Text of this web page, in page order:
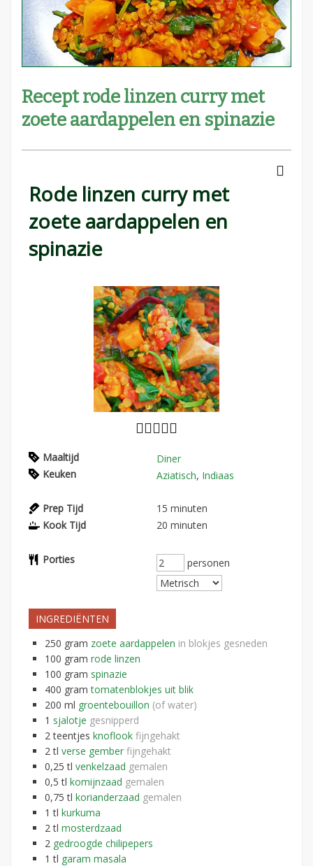
Recept rode linzen curry met
zoete aardappelen en spinazie
Rode linzen curry met
zoete aardappelen en
spinazie
Maaltijd
Diner
Keuken
Aziatisch, Indiaas
Prep Tijd 15 minuten
Kook Tijd
20 minuten
Porties personen
INGREDIËNTEN
250 gram zoete aardappelen in blokjes gesneden
100 gram rode linzen
100 gram spinazie
400 gram tomatenblokjes uit blik
200 ml groentebouillon (of water)
1 sjalotje gesnipperd
2 teentjes knoflook fijngehakt
2 tl verse gember fijngehakt
0,25 tl venkelzaad gemalen
0,5 tl komijnzaad gemalen
0,75 tl korianderzaad gemalen
1 tl kurkuma
2 tl mosterdzaad
2 gedroogde chilipepers
1 tl garam masala